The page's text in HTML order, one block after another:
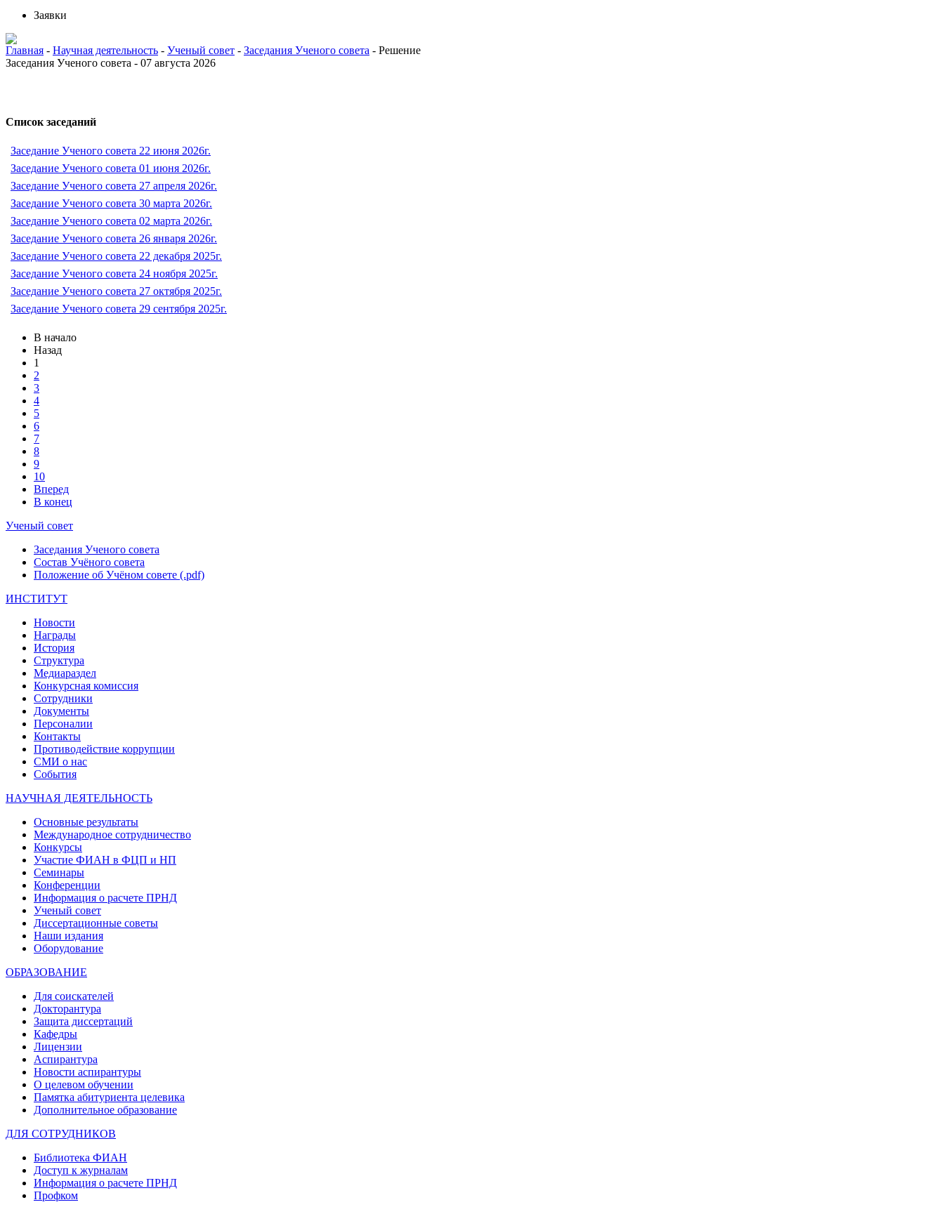
Заявки
Главная - Научная деятельность - Ученый совет - Заседания Ученого совета - Решение
Заседания Ученого совета - 07 августа 2026
Список заседаний
Заседание Ученого совета 22 июня 2026г.
Заседание Ученого совета 01 июня 2026г.
Заседание Ученого совета 27 апреля 2026г.
Заседание Ученого совета 30 марта 2026г.
Заседание Ученого совета 02 марта 2026г.
Заседание Ученого совета 26 января 2026г.
Заседание Ученого совета 22 декабря 2025г.
Заседание Ученого совета 24 ноября 2025г.
Заседание Ученого совета 27 октября 2025г.
Заседание Ученого совета 29 сентября 2025г.
В начало
Назад
1
2
3
4
5
6
7
8
9
10
Вперед
В конец
Ученый совет
Заседания Ученого совета
Состав Учёного совета
Положение об Учёном совете (.pdf)
ИНСТИТУТ
Новости
Награды
История
Структура
Медиараздел
Конкурсная комиссия
Сотрудники
Документы
Персоналии
Контакты
Противодействие коррупции
СМИ о нас
События
НАУЧНАЯ ДЕЯТЕЛЬНОСТЬ
Основные результаты
Международное сотрудничество
Конкурсы
Участие ФИАН в ФЦП и НП
Семинары
Конференции
Информация о расчете ПРНД
Ученый совет
Диссертационные советы
Наши издания
Оборудование
ОБРАЗОВАНИЕ
Для соискателей
Докторантура
Защита диссертаций
Кафедры
Лицензии
Аспирантура
Новости аспирантуры
О целевом обучении
Памятка абитуриента целевика
Дополнительное образование
ДЛЯ СОТРУДНИКОВ
Библиотека ФИАН
Доступ к журналам
Информация о расчете ПРНД
Профком